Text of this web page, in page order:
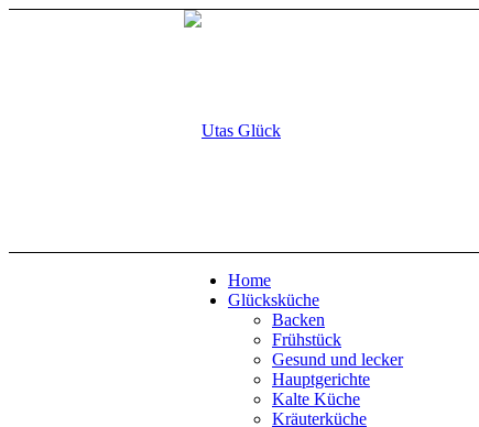
Home
Glücksküche
Backen
Frühstück
Gesund und lecker
Hauptgerichte
Kalte Küche
Kräuterküche